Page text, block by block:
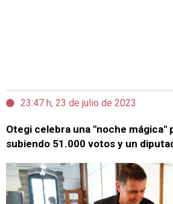
23:47 h, 23 de julio de 2023
Otegi celebra una "noche mágica"
subiendo 51.000 votos y un